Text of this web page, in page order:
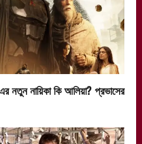
নতুন নায়িকা কি আলিয়া? প্রভাসের